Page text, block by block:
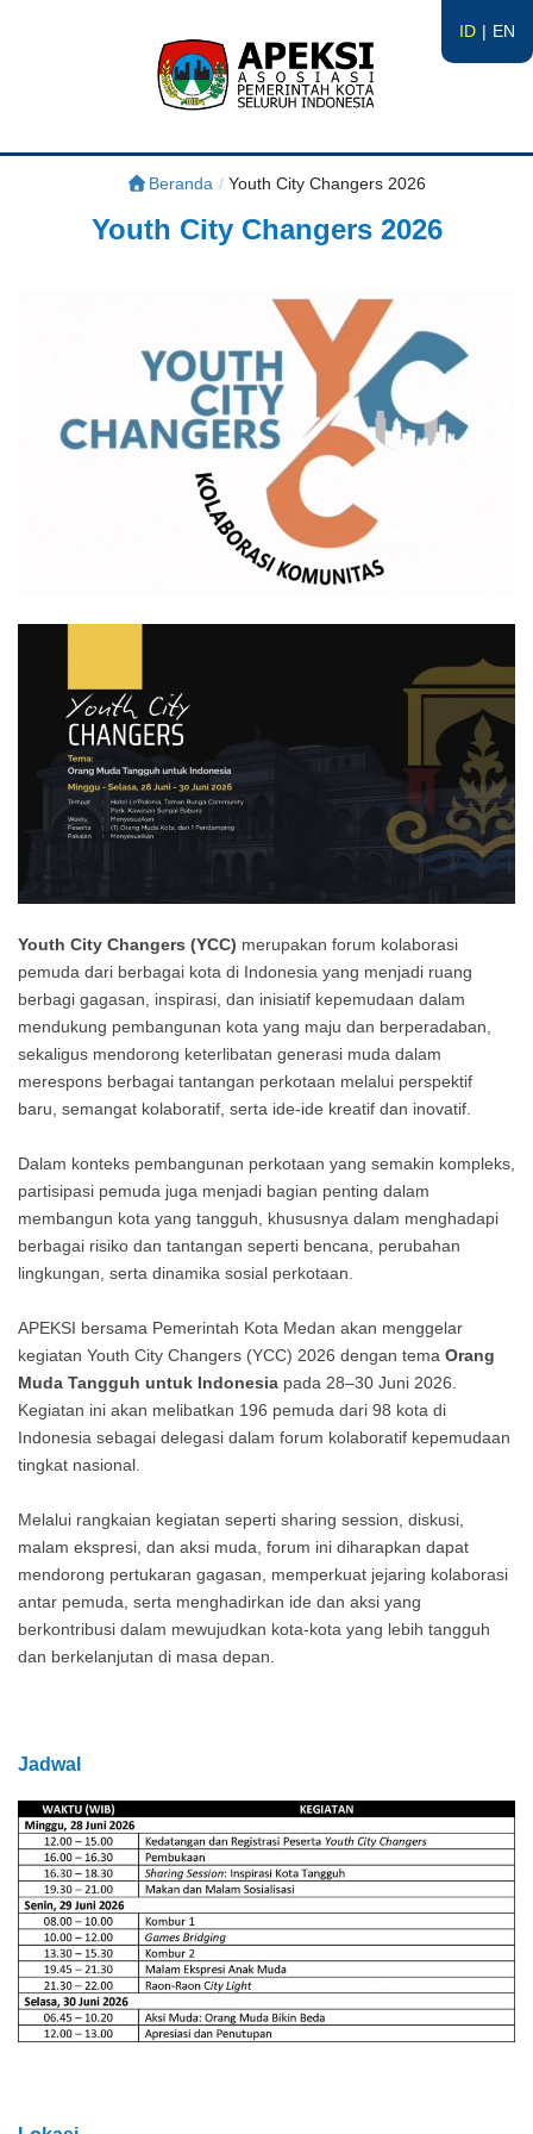
ID EN
APEKSI
#APEKSInergi Beranda / Youth City Changers 2026
Youth City Changers 2026
Youth City Changers (YCC) merupakan forum kolaborasi
pemuda dari berbagai kota di Indonesia yang menjadi ruang
berbagi gagasan, inspirasi, dan inisiatif kepemudaan dalam
mendukung pembangunan kota yang maju dan berperadaban,
sekaligus mendorong keterlibatan generasi muda dalam
merespons berbagai tantangan perkotaan melalui perspektif
baru, semangat kolaboratif, serta ide-ide kreatif dan inovatif.
Dalam konteks pembangunan perkotaan yang semakin kompleks,
partisipasi pemuda juga menjadi bagian penting dalam
membangun kota yang tangguh, khususnya dalam menghadapi
berbagai risiko dan tantangan seperti bencana, perubahan
lingkungan, serta dinamika sosial perkotaan.
APEKSI bersama Pemerintah Kota Medan akan menggelar
kegiatan Youth City Changers (YCC) 2026 dengan tema Orang
Muda Tangguh untuk Indonesia pada 28–30 Juni 2026.
Kegiatan ini akan melibatkan 196 pemuda dari 98 kota di
Indonesia sebagai delegasi dalam forum kolaboratif kepemudaan
tingkat nasional.
Melalui rangkaian kegiatan seperti sharing session, diskusi,
malam ekspresi, dan aksi muda, forum ini diharapkan dapat
mendorong pertukaran gagasan, memperkuat jejaring kolaborasi
antar pemuda, serta menghadirkan ide dan aksi yang
berkontribusi dalam mewujudkan kota-kota yang lebih tangguh
dan berkelanjutan di masa depan.
Jadwal